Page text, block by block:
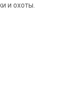
и охоты.